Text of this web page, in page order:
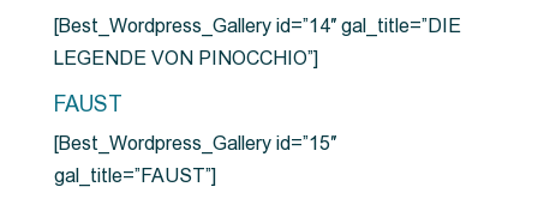
[Best_Wordpress_Gallery id=”14″ gal_title=”DIE
LEGENDE VON PINOCCHIO”]
FAUST
[Best_Wordpress_Gallery id=”15″
gal_title=”FAUST”]